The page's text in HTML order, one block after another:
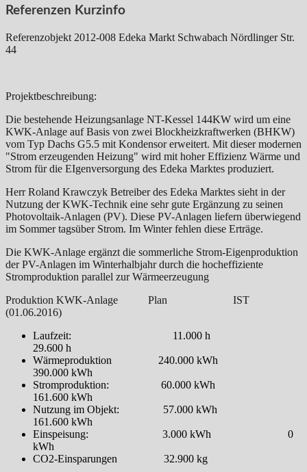
Referenzen Kurzinfo
Referenzobjekt 2012-008 Edeka Markt Schwabach Nördlinger Str.
44
Projektbeschreibung:
Die bestehende Heizungsanlage NT-Kessel 144KW wird um eine
KWK-Anlage auf Basis von zwei Blockheizkraftwerken (BHKW)
vom Typ Dachs G5.5 mit Kondensor erweitert. Mit dieser modernen
"Strom erzeugenden Heizung" wird mit hoher Effizienz Wärme und
Strom für die EIgenversorgung des Edeka Marktes produziert.
Herr Roland Krawczyk Betreiber des Edeka Marktes sieht in der
Nutzung der KWK-Technik eine sehr gute Ergänzung zu seinen
Photovoltaik-Anlagen (PV). Diese PV-Anlagen liefern überwiegend
im Sommer tagsüber Strom. Im Winter fehlen diese Erträge.
Die KWK-Anlage ergänzt die sommerliche Strom-Eigenproduktion
der PV-Anlagen im Winterhalbjahr durch die hocheffiziente
Stromproduktion parallel zur Wärmeerzeugung
Produktion KWK-Anlage Plan IST
(01.06.2016)
Laufzeit: 11.000 h
29.600 h
Wärmeproduktion 240.000 kWh
390.000 kWh
Stromproduktion: 60.000 kWh
161.600 kWh
Nutzung im Objekt: 57.000 kWh
161.600 kWh
Einspeisung: 3.000 kWh 0
kWh
CO2-Einsparungen 32.900 kg